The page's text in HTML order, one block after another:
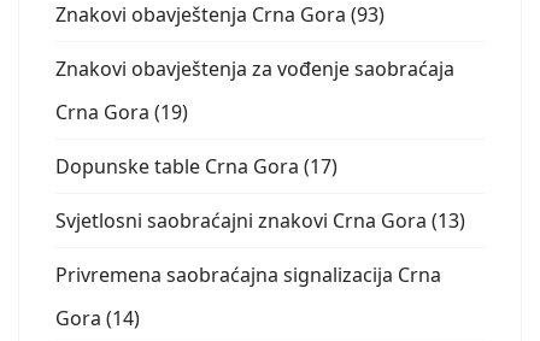
Znakovi obavještenja Crna Gora (93)
Znakovi obavještenja za vođenje saobraćaja
Crna Gora (19)
Dopunske table Crna Gora (17)
Svjetlosni saobraćajni znakovi Crna Gora (13)
Privremena saobraćajna signalizacija Crna
Gora (14)